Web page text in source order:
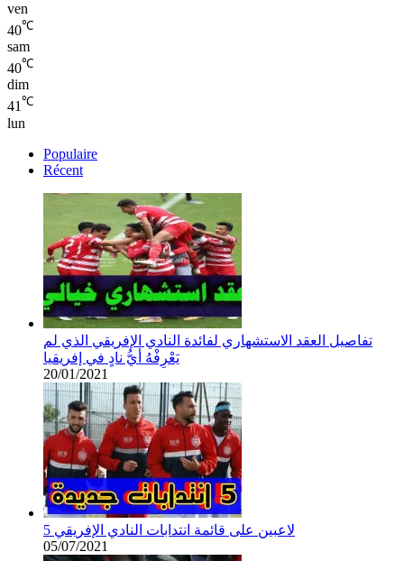
ven
40℃
sam
40℃
dim
41℃
lun
Populaire
Récent
تفاصيل العقد الاستشهاري لفائدة النادي الإفريقي الذي لم
يَعْرِفْهُ أيُّ نادٍ في إفريقيا
20/01/2021
5 لاعبين على قائمة انتدابات النادي الإفريقي
05/07/2021